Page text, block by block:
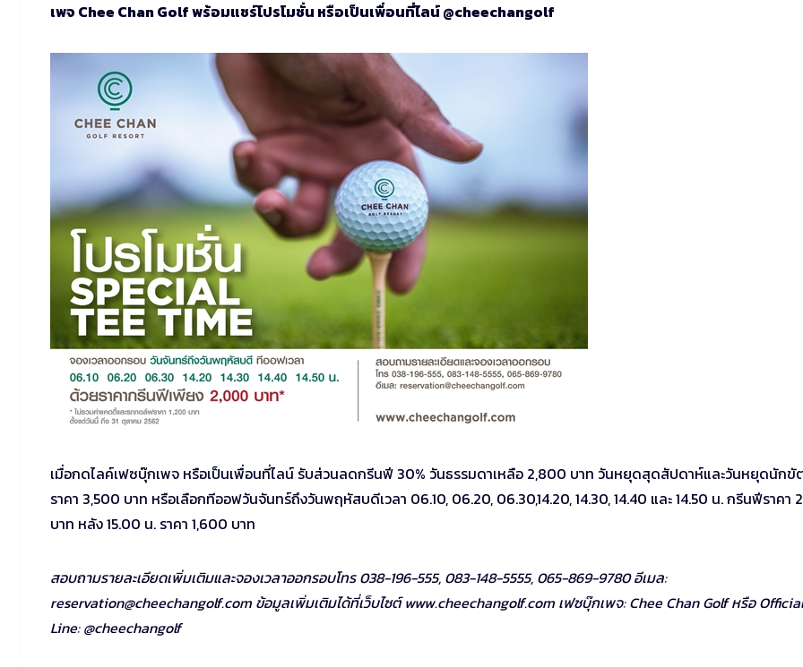
เพจ Chee Chan Golf พร้อมแชร์โปรโมชั่น หรือเป็นเพื่อนที่ไลน์ @cheechangolf
เมื่อกดไลค์เฟซบุ๊กเพจ หรือเป็นเพื่อนที่ไลน์ รับส่วนลดกรีนฟี 30% วันธรรมดาเหลือ 2,800 บาท วันหยุดสุดสัปดาห์และวันหยุดนัก
ราคา 3,500 บาท หรือเลือกทีออฟวันจันทร์ถึงวันพฤหัสบดีเวลา 06.10, 06.20, 06.30,14.20, 14.30, 14.40 และ 14.50 น. กรีนฟีราคา
บาท หลัง 15.00 น. ราคา 1,600 บาท
สอบถามรายละเอียดเพิ่มเติมและจองเวลาออกรอบโทร 038-196-555, 083-148-5555, 065-869-9780 อีเมล:
reservation@cheechangolf.com ข้อมูลเพิ่มเติมได้ที่เว็บไซต์ www.cheechangolf.com เฟซบุ๊กเพจ: Chee Chan Golf หรือ Official
Line: @cheechangolf